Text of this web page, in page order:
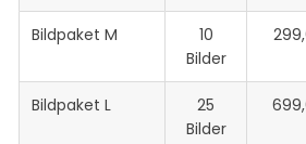
Bildpaket M
10
Bilder
Bildpaket L
25
Bilder